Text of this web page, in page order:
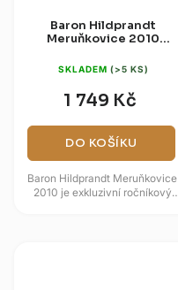
Baron Hildprandt
Meruňkovice 2010
(dárková krabice)
SKLADEM (>5 KS)
1 749 Kč
DO KOŠÍKU
Baron Hildprandt Meruňkovice
2010 je exkluzivní ročníkový